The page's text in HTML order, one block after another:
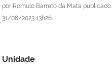
por Romulo Barreto da Mata publicado
31/08/2023 13h26
Unidade